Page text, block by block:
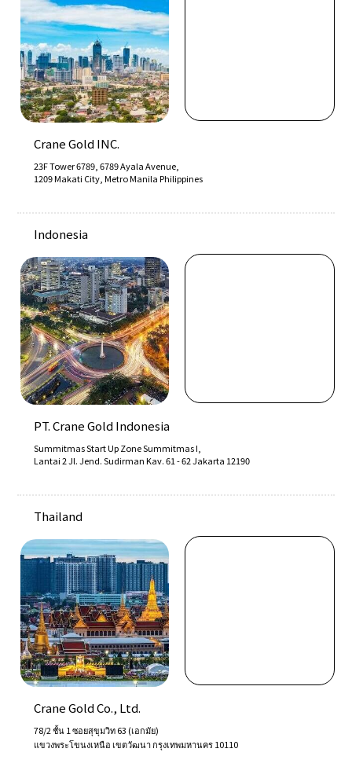
Crane Gold INC.
23F Tower 6789, 6789 Ayala Avenue,
1209 Makati City, Metro Manila Philippines
Indonesia
PT. Crane Gold Indonesia
Summitmas Start Up Zone Summitmas I,
Lantai 2 Jl. Jend. Sudirman Kav. 61 - 62 Jakarta 12190
Thailand
Crane Gold Co., Ltd.
78/2 ชั้น 1 ซอยสุขุมวิท 63 (เอกมัย)
แขวงพระโขนงเหนือ เขตวัฒนา กรุงเทพมหานคร 10110